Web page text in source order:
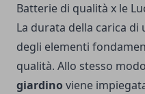
Batterie di qualità x le
La durata della carica di
degli elementi
qualità. Allo stesso
giardino viene